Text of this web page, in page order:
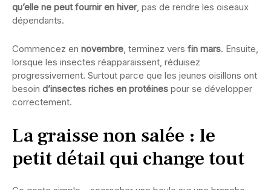
qu’elle ne peut fournir en hiver, pas de rendre les oiseaux
dépendants.
Commencez en novembre , terminez vers fin mars. Ensuite,
lorsque les insectes réapparaissent, réduisez
progressivement. Surtout parce que les jeunes oisillons ont
besoin d’insectes riches en protéines pour se développer
correctement.
La graisse non salée : le
petit détail qui change tout